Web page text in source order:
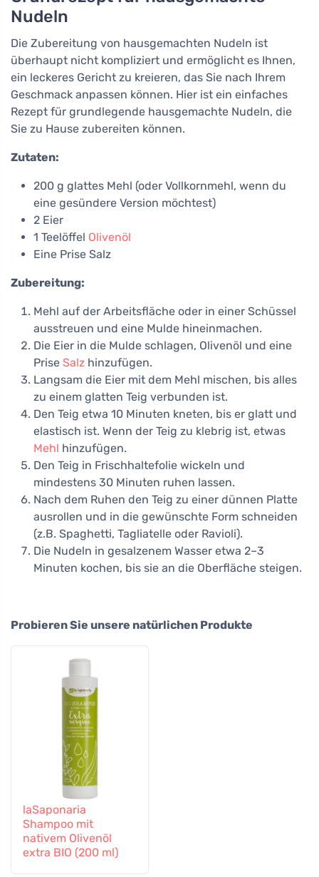
Nudeln
Die Zubereitung von hausgemachten Nudeln ist
überhaupt nicht kompliziert und ermöglicht es Ihnen,
ein leckeres Gericht zu kreieren, das Sie nach Ihrem
Geschmack anpassen können. Hier ist ein einfaches
Rezept für grundlegende hausgemachte Nudeln, die
Sie zu Hause zubereiten können.
Zutaten:
200 g glattes Mehl (oder Vollkornmehl, wenn du
eine gesündere Version möchtest)
2 Eier
1 Teelöffel Olivenöl
Eine Prise Salz
Zubereitung:
Mehl auf der Arbeitsfläche oder in einer Schüssel
ausstreuen und eine Mulde hineinmachen.
Die Eier in die Mulde schlagen, Olivenöl und eine
Prise Salz hinzufügen.
Langsam die Eier mit dem Mehl mischen, bis alles
zu einem glatten Teig verbunden ist.
Den Teig etwa 10 Minuten kneten, bis er glatt und
elastisch ist. Wenn der Teig zu klebrig ist, etwas
Mehl hinzufügen.
Den Teig in Frischhaltefolie wickeln und
mindestens 30 Minuten ruhen lassen.
Nach dem Ruhen den Teig zu einer dünnen Platte
ausrollen und in die gewünschte Form schneiden
(z.B. Spaghetti, Tagliatelle oder Ravioli).
Die Nudeln in gesalzenem Wasser etwa 2–3
Minuten kochen, bis sie an die Oberfläche steigen.
Probieren Sie unsere natürlichen Produkte
laSaponaria
Shampoo mit
nativem Olivenöl
extra BIO (200 ml)